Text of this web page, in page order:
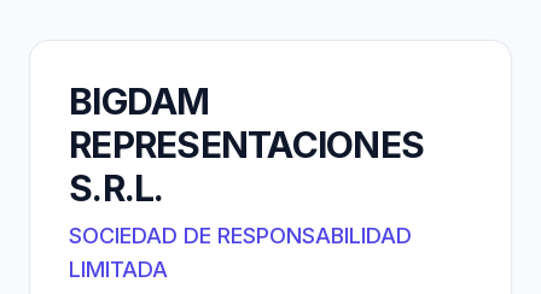
BIGDAM
REPRESENTACIONES
S.R.L.
SOCIEDAD DE RESPONSABILIDAD
LIMITADA